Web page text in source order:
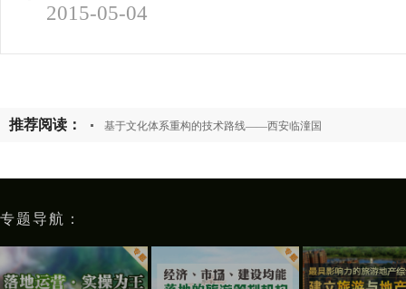
2015-05-04
推荐阅读： 基于文化体系重构的技术路线——西安临潼国
专题导航：